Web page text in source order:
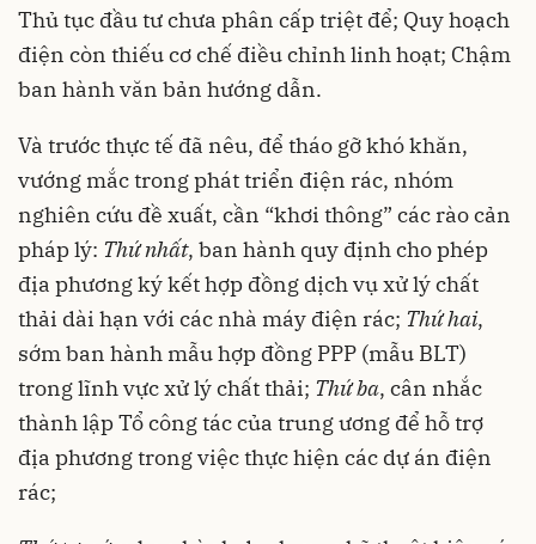
Thủ tục đầu tư chưa phân cấp triệt để; Quy hoạch
điện còn thiếu cơ chế điều chỉnh linh hoạt; Chậm
ban hành văn bản hướng dẫn.
Và trước thực tế đã nêu, để tháo gỡ khó khăn,
vướng mắc trong phát triển điện rác, nhóm
nghiên cứu đề xuất, cần “khơi thông” các rào cản
pháp lý: Thứ nhất, ban hành quy định cho phép
địa phương ký kết hợp đồng dịch vụ xử lý chất
thải dài hạn với các nhà máy điện rác; Thứ hai,
sớm ban hành mẫu hợp đồng PPP (mẫu BLT)
trong lĩnh vực xử lý chất thải; Thứ ba, cân nhắc
thành lập Tổ công tác của trung ương để hỗ trợ
địa phương trong việc thực hiện các dự án điện
rác;